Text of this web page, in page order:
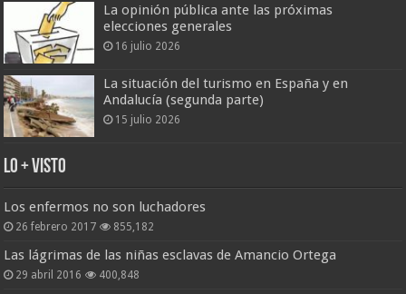
La opinión pública ante las próximas
elecciones generales
16 julio 2026
La situación del turismo en España y en
Andalucía (segunda parte)
15 julio 2026
Lo + Visto
Los enfermos no son luchadores
26 febrero 2017 855,182
Las lágrimas de las niñas esclavas de Amancio Ortega
29 abril 2016 400,848